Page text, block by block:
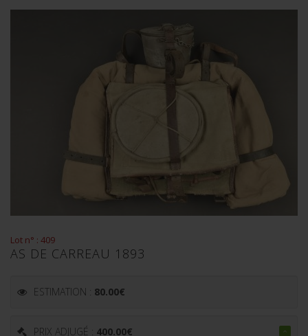
Lot n° : 409
AS DE CARREAU 1893
ESTIMATION : 80.00€
PRIX ADJUGÉ : 400.00€